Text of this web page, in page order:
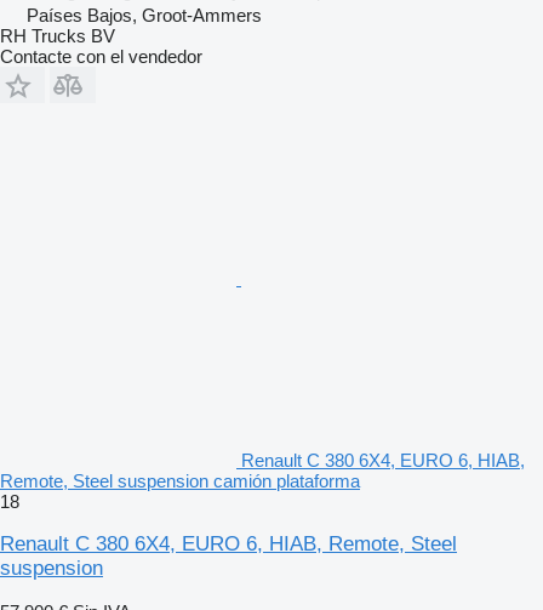
Países Bajos, Groot-Ammers
RH Trucks BV
Contacte con el vendedor
Renault C 380 6X4, EURO 6, HIAB,
Remote, Steel suspension camión plataforma
18
Renault C 380 6X4, EURO 6, HIAB, Remote, Steel
suspension